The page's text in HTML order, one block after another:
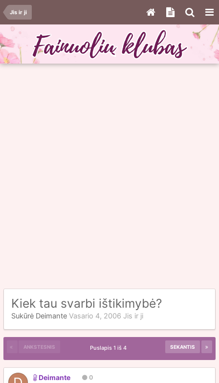
Jis ir ji
Kiek tau svarbi ištikimybė?
Sukūrė Deimante Vasario 4, 2006 Jis ir ji
ANKSTESNIS SEKANTIS
Puslapis 1 iš 4
Deimante 0